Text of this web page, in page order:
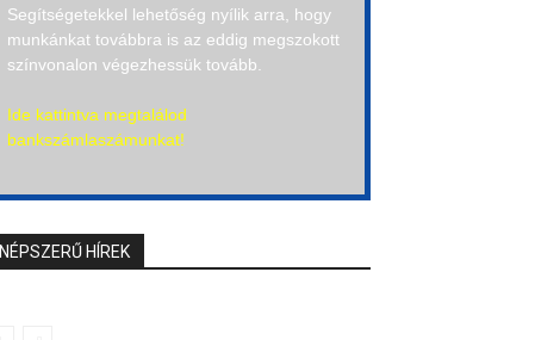
Segítségetekkel lehetőség nyílik arra, hogy
munkánkat továbbra is az eddig megszokott
színvonalon végezhessük tovább.
Ide kattintva megtalálod
bankszámlaszámunkat!
NÉPSZERŰ HÍREK